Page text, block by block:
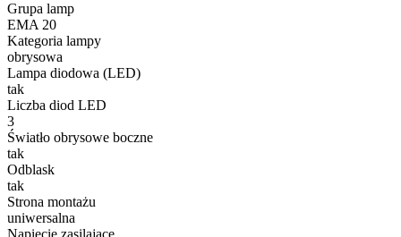
Grupa lamp
EMA 20
Kategoria lampy
obrysowa
Lampa diodowa (LED)
tak
Liczba diod LED
3
Światło obrysowe boczne
tak
Odblask
tak
Strona montażu
uniwersalna